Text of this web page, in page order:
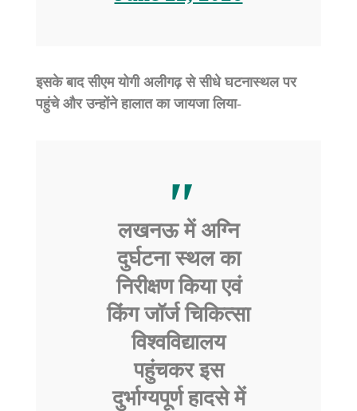
इसके बाद सीएम योगी अलीगढ़ से सीधे घटनास्थल पर
पहुंचे और उन्होंने हालात का जायजा लिया-
लखनऊ में अग्नि
दुर्घटना स्थल का
निरीक्षण किया एवं
किंग जॉर्ज चिकित्सा
विश्वविद्यालय
पहुंचकर इस
दुर्भाग्यपूर्ण हादसे में